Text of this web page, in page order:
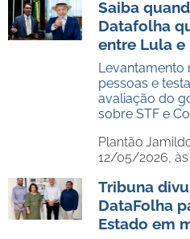
Saiba
Datafolha
entre Lula e
Levantamento
pessoas e
avaliação do
sobre STF e
Plantão
12/05/2026, às
Tribuna
DataFolha
Estado em